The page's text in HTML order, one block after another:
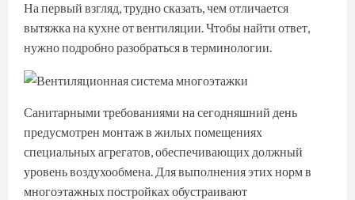
На первый взгляд, трудно сказать, чем отличается
вытяжка на кухне от вентиляции. Чтобы найти ответ,
нужно подробно разобраться в терминологии.
Санитарными требованиями на сегодняшний день
предусмотрен монтаж в жилых помещениях
специальных агрегатов, обеспечивающих должный
уровень воздухообмена. Для выполнения этих норм в
многоэтажных постройках обустраивают